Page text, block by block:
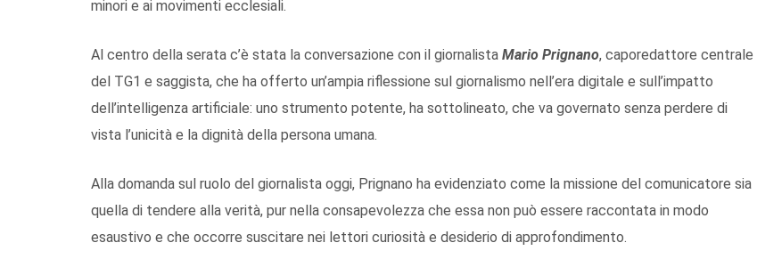
minori e ai movimenti ecclesiali.
Al centro della serata c’è stata la conversazione con il giornalista Mario Prignano, caporedattore centrale
del TG1 e saggista, che ha offerto un’ampia riflessione sul giornalismo nell’era digitale e sull’impatto
dell’intelligenza artificiale: uno strumento potente, ha sottolineato, che va governato senza perdere di
vista l’unicità e la dignità della persona umana.
Alla domanda sul ruolo del giornalista oggi, Prignano ha evidenziato come la missione del comunicatore sia
quella di tendere alla verità, pur nella consapevolezza che essa non può essere raccontata in modo
esaustivo e che occorre suscitare nei lettori curiosità e desiderio di approfondimento.